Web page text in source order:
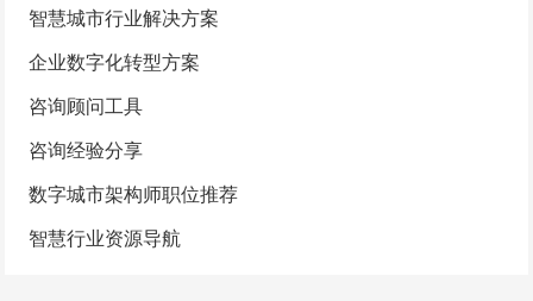
智慧城市行业解决方案
企业数字化转型方案
咨询顾问工具
咨询经验分享
数字城市架构师职位推荐
智慧行业资源导航